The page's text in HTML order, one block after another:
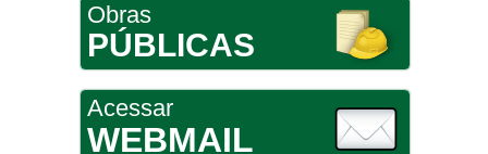
Obras
PÚBLICAS
Acessar
WEBMAIL